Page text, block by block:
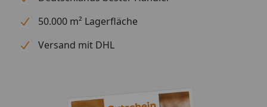
50.000 m² Lagerfläche
Versand mit DHL